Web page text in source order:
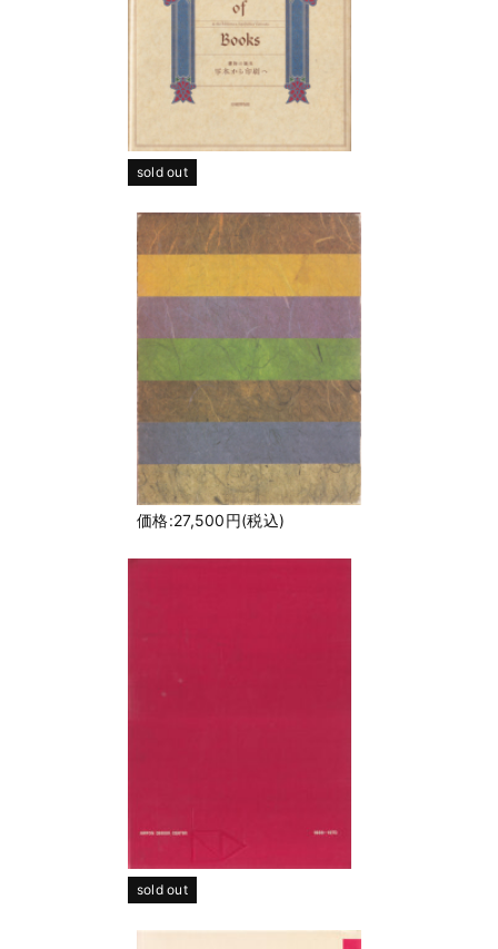
sold out
価格:27,500円(税込)
sold out